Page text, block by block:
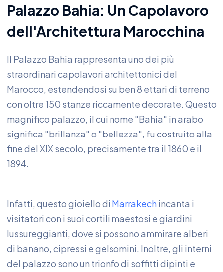
Palazzo Bahia: Un Capolavoro
dell'Architettura Marocchina
Il Palazzo Bahia rappresenta uno dei più
straordinari capolavori architettonici del
Marocco, estendendosi su ben 8 ettari di terreno
con oltre 150 stanze riccamente decorate. Questo
magnifico palazzo, il cui nome "Bahia" in arabo
significa "brillanza" o "bellezza", fu costruito alla
fine del XIX secolo, precisamente tra il 1860 e il
1894.
Infatti, questo gioiello di Marrakechincanta i
visitatori con i suoi cortili maestosi e giardini
lussureggianti, dove si possono ammirare alberi
di banano, cipressi e gelsomini. Inoltre, gli interni
del palazzo sono un trionfo di soffitti dipinti e